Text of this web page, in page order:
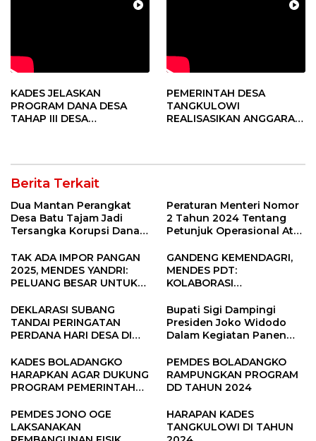
KADES JELASKAN
PROGRAM DANA DESA
TAHAP III DESA
PEMERINTAH DESA
TANGKULOWI
REALISASIKAN ANGGARAN
Berita Terkait
Dua Mantan Perangkat
Desa Batu Tajam Jadi
Tersangka Korupsi Dana
Peraturan Menteri Nomor
2 Tahun 2024 Tentang
Petunjuk Operasional Atas
Desa Tahun 2025
TAK ADA IMPOR PANGAN
2025, MENDES YANDRI:
PELUANG BESAR UNTUK
GANDENG KEMENDAGRI,
MENDES PDT:
KOLABORASI
PEMBANGUNAN DESA
DEKLARASI SUBANG
TANDAI PERINGATAN
PERDANA HARI DESA DI
Bupati Sigi Dampingi
Presiden Joko Widodo
Dalam Kegiatan Panen
Pandere
KADES BOLADANGKO
HARAPKAN AGAR DUKUNG
PROGRAM PEMERINTAH
PEMDES BOLADANGKO
RAMPUNGKAN PROGRAM
DD TAHUN 2024
PEMDES JONO OGE
LAKSANAKAN
HARAPAN KADES
TANGKULOWI DI TAHUN